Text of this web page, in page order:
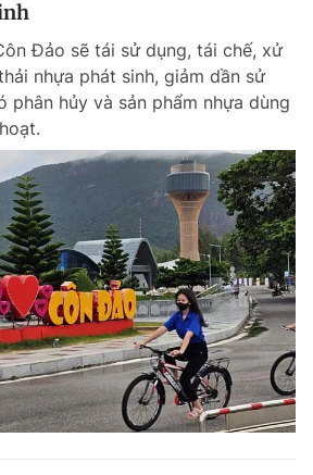
Đảo sẽ tái sử dụng, tái chế, xử
nhựa phát sinh, giảm dần sử
phân hủy và sản phẩm nhựa dùng